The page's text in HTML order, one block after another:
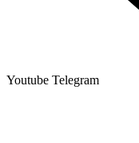
Youtube Telegram